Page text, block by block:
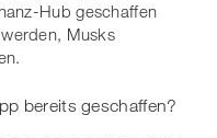
Hub geschaffen
Musks
bereits geschaffen?